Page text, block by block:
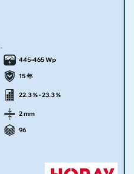
。
445-465 Wp
15 年
22.3 % - 23.3 %
2 mm
96